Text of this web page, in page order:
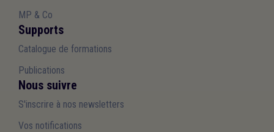
MP & Co
Supports
Catalogue de formations
Publications
Nous suivre
S'inscrire à nos newsletters
Vos notifications